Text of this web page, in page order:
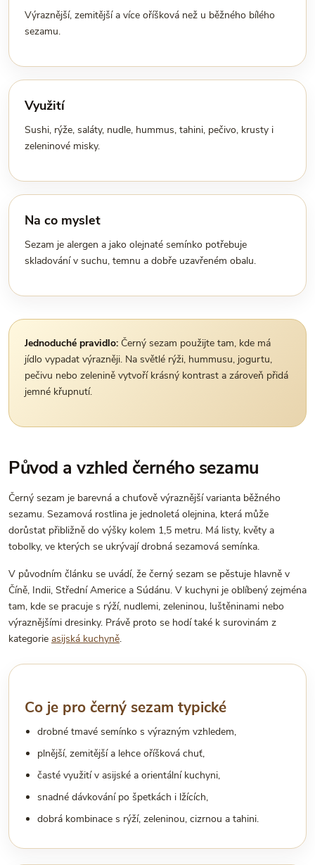
Výraznější, zemitější a více oříšková než u běžného bílého
sezamu.
Využití
Sushi, rýže, saláty, nudle, hummus, tahini, pečivo, krusty i
zeleninové misky.
Na co myslet
Sezam je alergen a jako olejnaté semínko potřebuje
skladování v suchu, temnu a dobře uzavřeném obalu.
Jednoduché pravidlo: Černý sezam použijte tam, kde má
jídlo vypadat výrazněji. Na světlé rýži, hummusu, jogurtu,
pečivu nebo zelenině vytvoří krásný kontrast a zároveň přidá
jemné křupnutí.
Původ a vzhled černého sezamu
Černý sezam je barevná a chuťově výraznější varianta běžného
sezamu. Sezamová rostlina je jednoletá olejnina, která může
dorůstat přibližně do výšky kolem 1,5 metru. Má listy, květy a
tobolky, ve kterých se ukrývají drobná sezamová semínka.
V původním článku se uvádí, že černý sezam se pěstuje hlavně v
Číně, Indii, Střední Americe a Súdánu. V kuchyni je oblíbený zejména
tam, kde se pracuje s rýží, nudlemi, zeleninou, luštěninami nebo
výraznějšími dresinky. Právě proto se hodí také k surovinám z
kategorie asijská kuchyně.
Co je pro černý sezam typické
drobné tmavé semínko s výrazným vzhledem,
plnější, zemitější a lehce oříšková chuť,
časté využití v asijské a orientální kuchyni,
snadné dávkování po špetkách i lžících,
dobrá kombinace s rýží, zeleninou, cizrnou a tahini.